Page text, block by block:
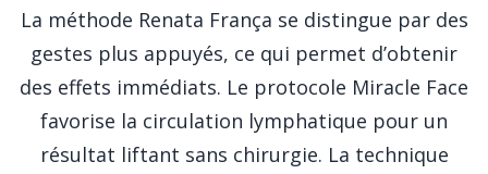
La méthode Renata França se distingue par des
gestes plus appuyés, ce qui permet d’obtenir
des effets immédiats. Le protocole Miracle Face
favorise la circulation lymphatique pour un
résultat liftant sans chirurgie. La technique